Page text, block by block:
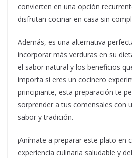
convierten en una opción
disfrutan cocinar en casa sin
Además, es una alternativa
incorporar más verduras en su
el sabor natural y los beneficios
importa si eres un cocinero
principiante, esta preparación te
sorprender a tus comensales con
sabor y tradición.
¡Anímate a preparar este plato en
experiencia culinaria saludable y